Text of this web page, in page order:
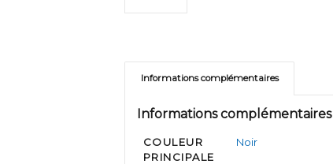
Informations complémentaires
Informations complémentaires
COULEUR
PRINCIPALE
Noir